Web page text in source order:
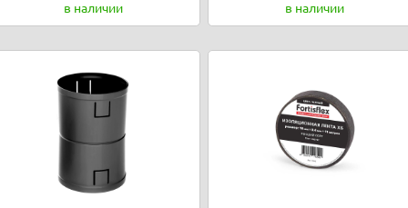
в наличии
в наличии